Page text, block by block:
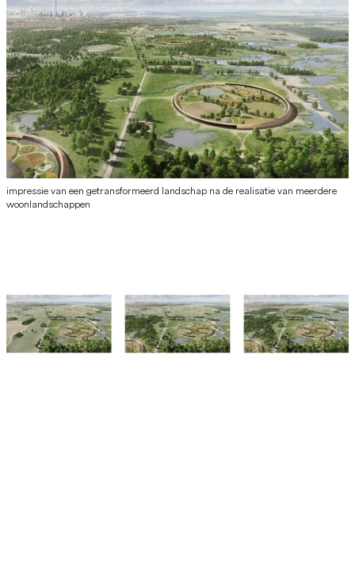
impressie van een getransformeerd landschap na de realisatie van meerdere
woonlandschappen